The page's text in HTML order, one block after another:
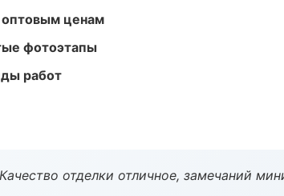
оптовым ценам
фотоэтапы
работ
отделки отличное, замечаний